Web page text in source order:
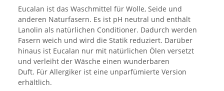
Eucalan ist das Waschmittel für Wolle, Seide und
anderen Naturfasern. Es ist pH neutral und enthält
Lanolin als natürlichen Conditioner. Dadurch werden
Fasern weich und wird die Statik reduziert. Darüber
hinaus ist Eucalan nur mit natürlichen Ölen versetzt
und verleiht der Wäsche einen wunderbaren
Duft. Für Allergiker ist eine unparfümierte Version
erhältlich.